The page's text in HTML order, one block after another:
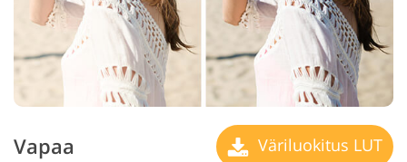
Vapaa Väriluokitus LUT